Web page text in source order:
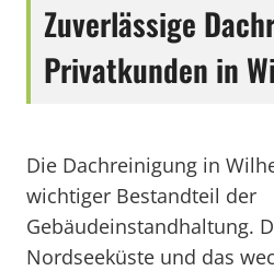
Zuverlässige
Privatkunden in
Die Dachreinigung in
wichtiger Bestandteil der
Gebäudeinstandhaltung.
Nordseeküste und das